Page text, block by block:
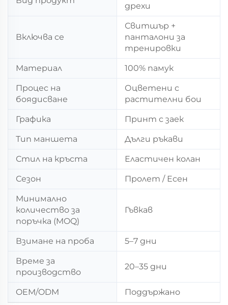
дрехи
Включва се
Свитшър +
панталони за
тренировки
Материал 100% памук
Процес на
боядисване
Оцветени с
растителни бои
Графика Принт с заек
Тип маншета Дълги ръкави
Стил на кръста Еластичен колан
Сезон Пролет / Есен
Минимално
количество за
поръчка (MOQ)
Гъвкав
Взимане на проба 5–7 дни
Време за
производство
20–35 дни
OEM/ODM Поддържано